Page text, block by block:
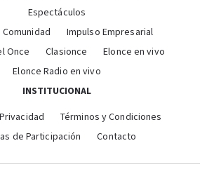
Espectáculos
Impulso Empresarial
Once
Clasionce
Elonce en vivo
Elonce Radio en vivo
INSTITUCIONAL
Términos y Condiciones
de Participación
Contacto